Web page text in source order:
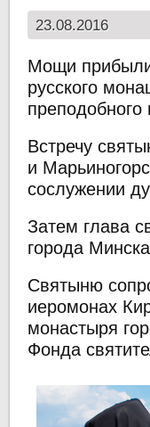
23.08.2016
Мощи прибыли
русского
преподобного
Встречу
и
сослужении
Затем глава
города
Святыню
иеромонах
монастыря
Фонда